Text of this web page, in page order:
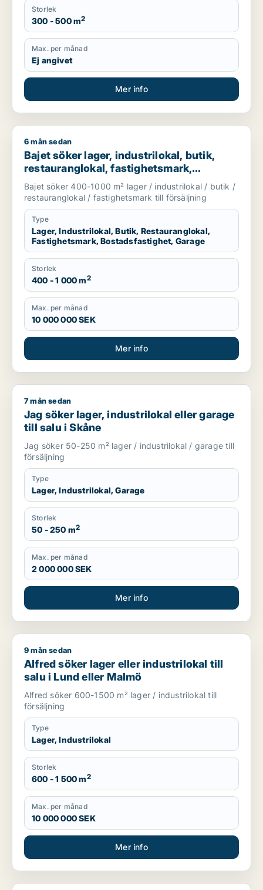
Storlek
300 - 500 m2
Max. per månad
Ej angivet
Mer info
Bajet söker lager, industrilokal, butik, restauranglokal,
6 mån sedan
Bajet söker lager, industrilokal, butik,
restauranglokal, fastighetsmark,
bostadsfastighet eller garage till salu i
Lomma, Lund eller Malmö Centrum m.fl.
Bajet söker 400-1000 m² lager / industrilokal / butik /
restauranglokal / fastighetsmark till försäljning
Type
Lager, Industrilokal, Butik, Restauranglokal,
Fastighetsmark, Bostadsfastighet, Garage
Storlek
400 - 1 000 m2
Max. per månad
10 000 000 SEK
Mer info
Jag söker lager, industrilokal eller garage till salu i Skåne
7 mån sedan
Jag söker lager, industrilokal eller garage
till salu i Skåne
Jag söker 50-250 m² lager / industrilokal / garage till
försäljning
Type
Lager, Industrilokal, Garage
Storlek
50 - 250 m2
Max. per månad
2 000 000 SEK
Mer info
Alfred söker lager eller industrilokal till salu i Lund eller
9 mån sedan
Alfred söker lager eller industrilokal till
salu i Lund eller Malmö
Alfred söker 600-1500 m² lager / industrilokal till
försäljning
Type
Lager, Industrilokal
Storlek
600 - 1 500 m2
Max. per månad
10 000 000 SEK
Mer info